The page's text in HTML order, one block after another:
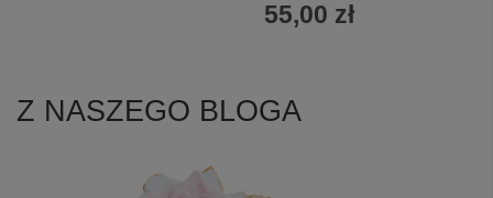
55,00 zł
Z NASZEGO BLOGA